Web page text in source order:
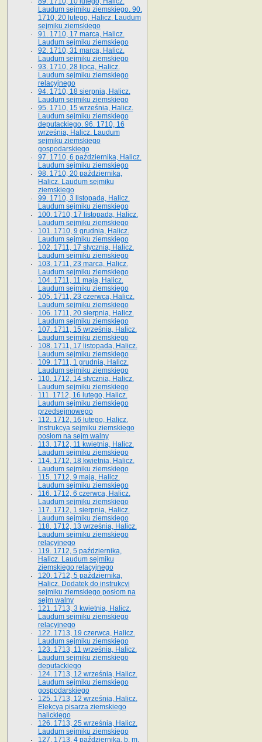
Laudum sejmiku ziemskiego. 90.
1710, 20 lutego, Halicz. Laudum
sejmiku ziemskiego
91. 1710, 17 marca, Halicz.
Laudum sejmiku ziemskiego
92. 1710, 31 marca, Halicz.
Laudum sejmiku ziemskiego
93. 1710, 28 lipca, Halicz.
Laudum sejmiku ziemskiego
relacyjnego
94. 1710, 18 sierpnia, Halicz.
Laudum sejmiku ziemskiego
95. 1710, 15 września, Halicz.
Laudum sejmiku ziemskiego
deputackiego. 96. 1710, 16
września, Halicz. Laudum
sejmiku ziemskiego
gospodarskiego
97. 1710, 6 października, Halicz.
Laudum sejmiku ziemskiego
98. 1710, 20 października,
Halicz. Laudum sejmiku
ziemskiego
99. 1710, 3 listopada, Halicz.
Laudum sejmiku ziemskiego
100. 1710, 17 listopada, Halicz.
Laudum sejmiku ziemskiego
101. 1710, 9 grudnia, Halicz.
Laudum sejmiku ziemskiego
102. 1711, 17 stycznia, Halicz.
Laudum sejmiku ziemskiego
103. 1711, 23 marca, Halicz.
Laudum sejmiku ziemskiego
104. 1711, 11 maja, Halicz.
Laudum sejmiku ziemskiego
105. 1711, 23 czerwca, Halicz.
Laudum sejmiku ziemskiego
106. 1711, 20 sierpnia, Halicz.
Laudum sejmiku ziemskiego
107. 1711, 15 września, Halicz.
Laudum sejmiku ziemskiego
108. 1711, 17 listopada, Halicz.
Laudum sejmiku ziemskiego
109. 1711, 1 grudnia, Halicz.
Laudum sejmiku ziemskiego
110. 1712, 14 stycznia, Halicz.
Laudum sejmiku ziemskiego
111. 1712, 16 lutego, Halicz.
Laudum sejmiku ziemskiego
przedsejmowego
112. 1712, 16 lutego, Halicz.
Instrukcya sejmiku ziemskiego
posłom na sejm walny
113. 1712, 11 kwietnia, Halicz.
Laudum sejmiku ziemskiego
114. 1712, 18 kwietnia, Halicz.
Laudum sejmiku ziemskiego
115. 1712, 9 maja, Halicz.
Laudum sejmiku ziemskiego
116. 1712, 6 czerwca, Halicz.
Laudum sejmiku ziemskiego
117. 1712, 1 sierpnia, Halicz.
Laudum sejmiku ziemskiego
118. 1712, 13 września, Halicz.
Laudum sejmiku ziemskiego
relacyjnego
119. 1712, 5 października,
Halicz. Laudum sejmiku
ziemskiego relacyjnego
120. 1712, 5 października,
Halicz. Dodatek do instrukcyi
sejmiku ziemskiego posłom na
sejm walny
121. 1713, 3 kwietnia, Halicz.
Laudum sejmiku ziemskiego
relacyjnego
122. 1713, 19 czerwca, Halicz.
Laudum sejmiku ziemskiego
123. 1713, 11 września, Halicz.
Laudum sejmiku ziemskiego
deputackiego
124. 1713, 12 września, Halicz.
Laudum sejmiku ziemskiego
gospodarskiego
125. 1713, 12 września, Halicz.
Elekcya pisarza ziemskiego
halickiego
126. 1713, 25 września, Halicz.
Laudum sejmiku ziemskiego
127. 1713, 4 października, b. m.